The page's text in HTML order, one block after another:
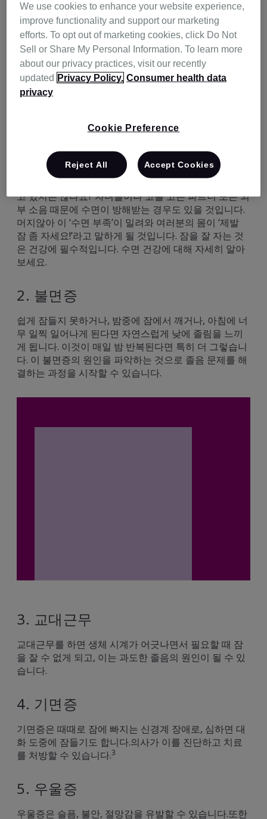
지속적인 피로의 원인은 다양할 수 있으며 의사와 상담
해야 합니다. 과도한 주간 졸림의 경우 스스로 제거할 수
있는 몇 가지 의심되는 원인이 있습니다.
과도한 졸림의 6가지
1. 수면 부족
고 있지는 않나요? 자녀들이나 코를 고는 파트너 또는 외
부 소음 때문에 수면이 방해받는 경우도 있을 것입니다.
머지않아 이 ‘수면 부족’이 밀려와 여러분의 몸이 ‘제발
잠 좀 자세요!’라고 말하게 될 것입니다. 잠을 잘 자는 것
은 건강에 필수적입니다. 수면 건강에 대해 자세히 알아
보세요.
2. 불면증
쉽게 잠들지 못하거나, 밤중에 잠에서 깨거나, 아침에 너
무 일찍 일어나게 된다면 자연스럽게 낮에 졸림을 느끼
게 됩니다. 이것이 매일 밤 반복된다면 특히 더 그렇습니
다. 이 불면증의 원인을 파악하는 것으로 졸음 문제를 해
결하는 과정을 시작할 수 있습니다.
3. 교대근무
교대근무를 하면 생체 시계가 어긋나면서 필요할 때 잠
을 잘 수 없게 되고, 이는 과도한 졸음의 원인이 될 수 있
습니다.
4. 기면증
기면증은 때때로 잠에 빠지는 신경계 장애로, 심하면 대
화 도중에 잠들기도 합니다.의사가 이를 진단하고 치료
를 처방할 수 있습니다.3
5. 우울증
우울증은 슬픔, 불안, 절망감을 유발할 수 있습니다.또한
We use cookies to enhance your website experience,
improve functionality and support our marketing
efforts. To opt out of marketing cookies, click Do Not
Sell or Share My Personal Information. To learn more
about our privacy practices, visit our recently
updated Privacy Policy. Consumer health data
privacy
Cookie Preference
Reject All Accept Cookies